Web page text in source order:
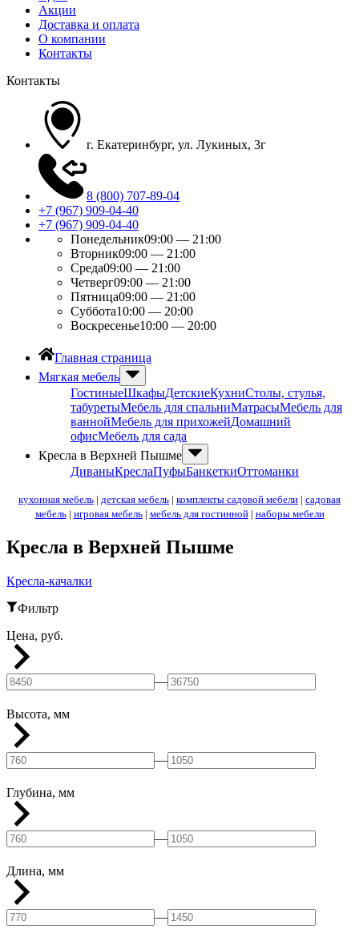
Акции
Доставка и оплата
О компании
Контакты
Контакты
г. Екатеринбург, ул. Лукиных, 3г
8 (800) 707-89-04
+7 (967) 909-04-40
+7 (967) 909-04-40
Понедельник09:00 — 21:00
Вторник09:00 — 21:00
Среда09:00 — 21:00
Четверг09:00 — 21:00
Пятница09:00 — 21:00
Суббота10:00 — 20:00
Воскресенье10:00 — 20:00
Главная страница
Мягкая мебель
ГостиныеШкафыДетскиеКухниСтолы, стулья,
табуретыМебель для спальниМатрасыМебель для
ваннойМебель для прихожейДомашний
офисМебель для сада
Кресла в Верхней Пышме
ДиваныКреслаПуфыБанкеткиОттоманки
кухонная мебель | детская мебель | комплекты садовой мебели | садовая
мебель| игровая мебель| мебель для гостинной| наборы мебели
Кресла в Верхней Пышме
Кресла-качалки
Фильтр
Цена, руб.
—
Высота, мм
—
Глубина, мм
—
Длина, мм
—